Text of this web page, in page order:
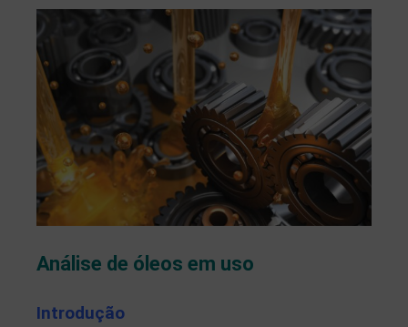
Análise de óleos em uso
Introdução